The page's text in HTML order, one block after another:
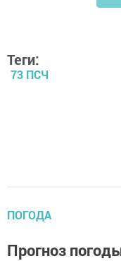
Теги:
73 ПСЧ
ПОГОДА
Прогноз